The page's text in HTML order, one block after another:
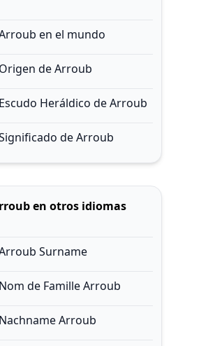
en el mundo
Origen de Arroub
Escudo Heráldico de Arroub
de Arroub
en otros idiomas
Surname
Nom de Famille Arroub
Nachname Arroub